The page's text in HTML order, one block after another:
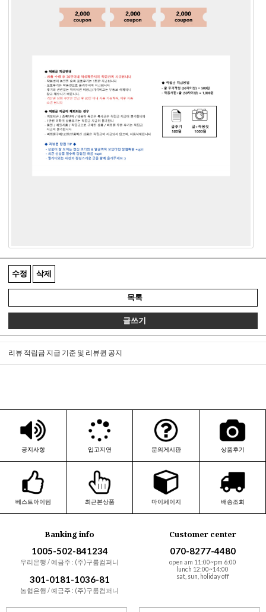
수정 삭제
목록
글쓰기
리뷰 적립금 지급 기준 및 리뷰퀸 공지
공지사항 입고지연 문의게시판 상품후기
베스트아이템 최근본상품 마이페이지 배송조회
Banking info
1005-502-841234
우리은행 / 예금주 : (주)구룸컴퍼니
301-0181-1036-81
농협은행 / 예금주 : (주)구룸컴퍼니
Customer center
070-8277-4480
open am 11:00~pm 6:00
lunch 12:00~14:00
sat, sun, holiday off